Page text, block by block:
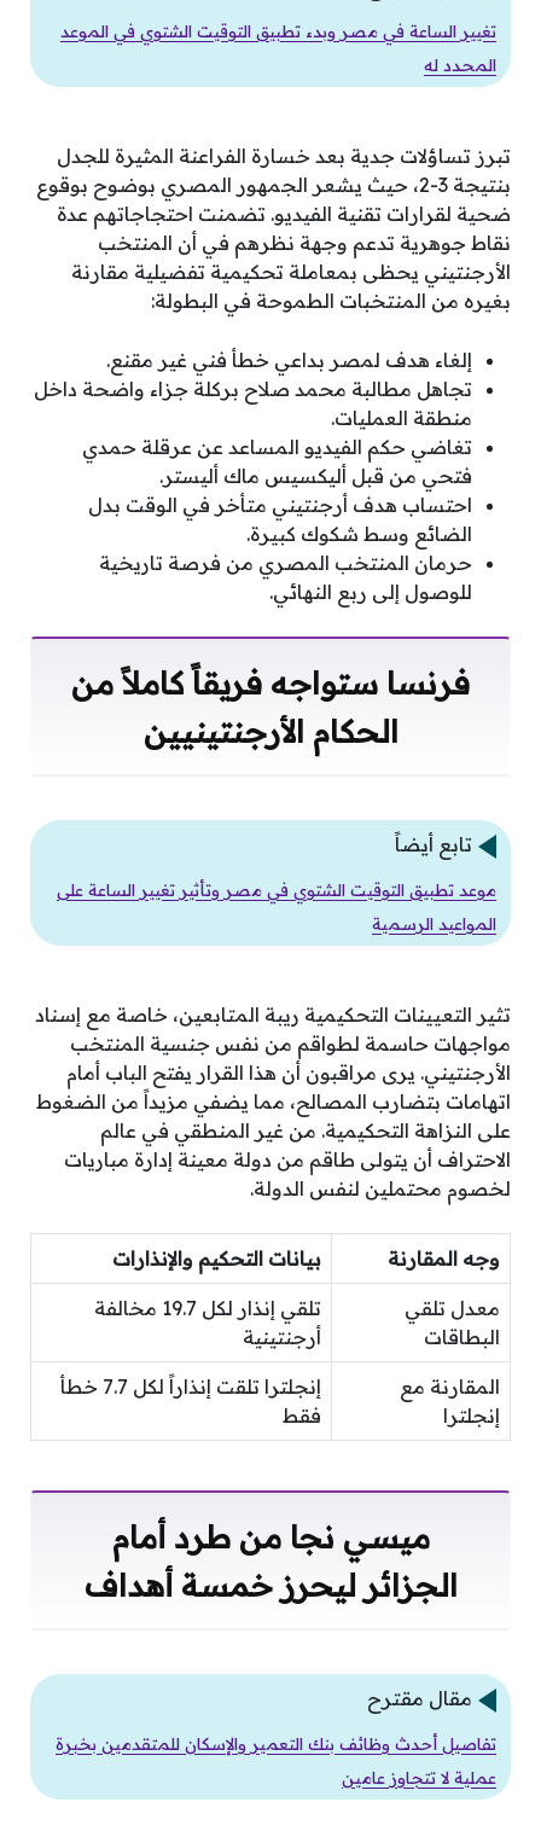
تغيير الساعة في مصر وبدء تطبيق التوقيت الشتوي في الموعد
المحدد له
تبرز تساؤلات جدية بعد خسارة الفراعنة المثيرة للجدل
بنتيجة 3-2، حيث يشعر الجمهور المصري بوضوح بوقوع
ضحية لقرارات تقنية الفيديو. تضمنت احتجاجاتهم عدة
نقاط جوهرية تدعم وجهة نظرهم في أن المنتخب
الأرجنتيني يحظى بمعاملة تحكيمية تفضيلية مقارنة
بغيره من المنتخبات الطموحة في البطولة:
إلغاء هدف لمصر بداعي خطأ فني غير مقنع.
تجاهل مطالبة محمد صلاح بركلة جزاء واضحة داخل
منطقة العمليات.
تغاضي حكم الفيديو المساعد عن عرقلة حمدي
فتحي من قبل أليكسيس ماك أليستر.
احتساب هدف أرجنتيني متأخر في الوقت بدل
الضائع وسط شكوك كبيرة.
حرمان المنتخب المصري من فرصة تاريخية
للوصول إلى ربع النهائي.
فرنسا ستواجه فريقاً كاملاً من
الحكام الأرجنتينيين
تابع أيضاً
موعد تطبيق التوقيت الشتوي في مصر وتأثير تغيير الساعة على
المواعيد الرسمية
تثير التعيينات التحكيمية ريبة المتابعين، خاصة مع إسناد
مواجهات حاسمة لطواقم من نفس جنسية المنتخب
الأرجنتيني. يرى مراقبون أن هذا القرار يفتح الباب أمام
اتهامات بتضارب المصالح، مما يضفي مزيداً من الضغوط
على النزاهة التحكيمية. من غير المنطقي في عالم
الاحتراف أن يتولى طاقم من دولة معينة إدارة مباريات
لخصوم محتملين لنفس الدولة.
وجه المقارنة بيانات التحكيم والإنذارات
معدل تلقي
البطاقات
تلقي إنذار لكل 19.7 مخالفة
أرجنتينية
المقارنة مع
إنجلترا
إنجلترا تلقت إنذاراً لكل 7.7 خطأ
فقط
ميسي نجا من طرد أمام
الجزائر ليحرز خمسة أهداف
مقال مقترح
تفاصيل أحدث وظائف بنك التعمير والإسكان للمتقدمين بخبرة
عملية لا تتجاوز عامين